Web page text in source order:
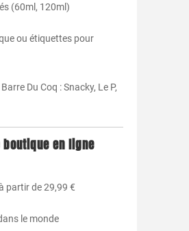
(60ml, 120ml)
ou étiquettes pour
Du Coq : Snacky, Le P,
en ligne
partir de 29,99 €
le monde